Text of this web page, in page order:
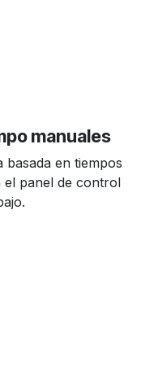
manuales
basada en tiempos
el panel de control